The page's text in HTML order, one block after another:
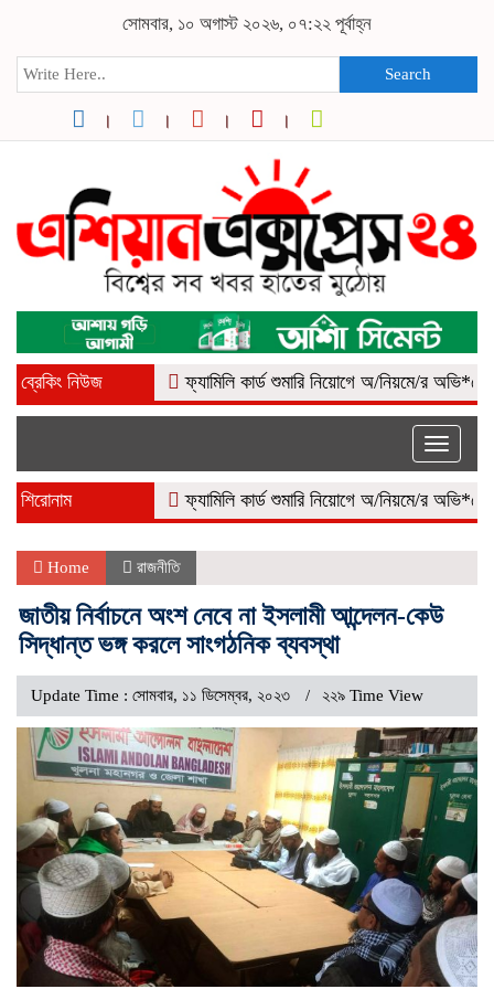
সোমবার, ১০ অগাস্ট ২০২৬, ০৭:২২ পূর্বাহ্ন
Search
ব্রেকিং নিউজ ফ্যামিলি কার্ড শুমারি নিয়োগে অ/নিয়মে/র অভি*যোগ,
Toggle
শিরোনাম ফ্যামিলি কার্ড শুমারি নিয়োগে অ/নিয়মে/র অভি*যোগ,
Home রাজনীতি
জাতীয় নির্বাচনে অংশ নেবে না ইসলামী আন্দেলন-কেউ
সিদ্ধান্ত ভঙ্গ করলে সাংগঠনিক ব্যবস্থা
Update Time : সোমবার, ১১ ডিসেম্বর, ২০২৩ ২২৯ Time View